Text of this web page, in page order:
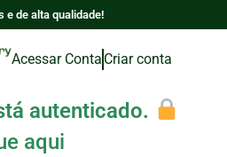
e de alta qualidade!
Acessar Conta Criar conta
autenticado.
aqui